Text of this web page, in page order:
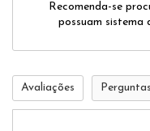
Recomenda-se
possuam sistema
Avaliações Perguntas